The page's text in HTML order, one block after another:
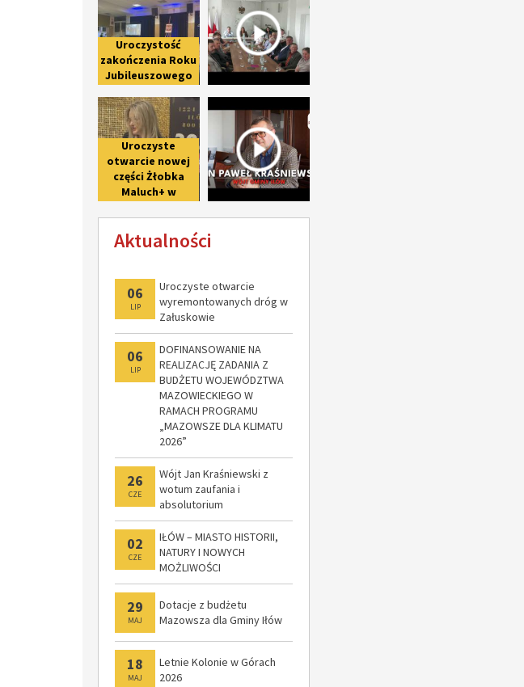
fotorelacja
Uroczystość
zakończenia Roku
Jubileuszowego
800-lecie pierwszej
wzmianki o Iłowie
Uroczyste
otwarcie nowej
części Żłobka
Maluch+ w
etapie
modernizacji
Aktualności
06
LIP
Uroczyste otwarcie
wyremontowanych dróg w
Załuskowie
06
LIP
DOFINANSOWANIE NA
REALIZACJĘ ZADANIA Z
BUDŻETU WOJEWÓDZTWA
MAZOWIECKIEGO W
RAMACH PROGRAMU
„MAZOWSZE DLA KLIMATU
2026”
26
CZE
Wójt Jan Kraśniewski z
wotum zaufania i
absolutorium
02
CZE
IŁÓW – MIASTO HISTORII,
NATURY I NOWYCH
MOŻLIWOŚCI
29
MAJ
Dotacje z budżetu
Mazowsza dla Gminy Iłów
18
MAJ
Letnie Kolonie w Górach
2026